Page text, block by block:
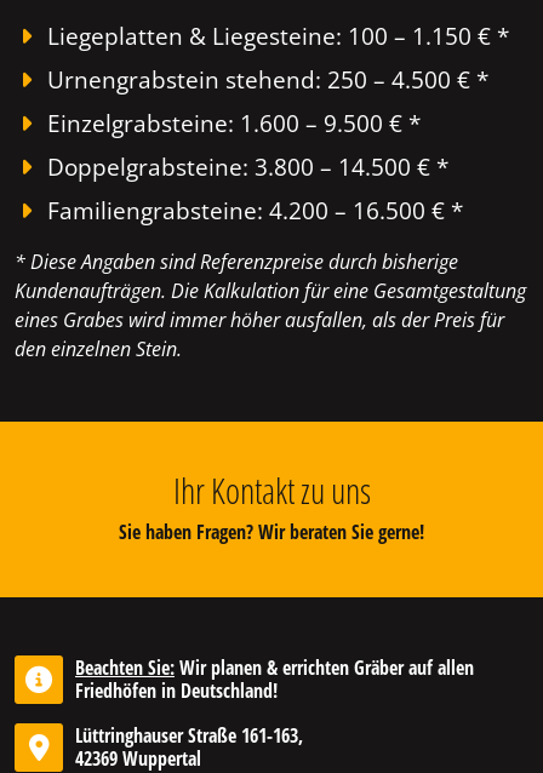
Liegeplatten & Liegesteine: 100 – 1.150 € *
Urnengrabstein stehend: 250 – 4.500 € *
Einzelgrabsteine: 1.600 – 9.500 € *
Doppelgrabsteine: 3.800 – 14.500 € *
Familiengrabsteine: 4.200 – 16.500 € *
* Diese Angaben sind Referenzpreise durch bisherige
Kundenaufträgen. Die Kalkulation für eine Gesamtgestaltung
eines Grabes wird immer höher ausfallen, als der Preis für
den einzelnen Stein.
Ihr Kontakt zu uns
Sie haben Fragen? Wir beraten Sie gerne!
Beachten Sie:Wir planen & errichten Gräber auf allen
Friedhöfen in Deutschland!
Lüttringhauser Straße 161-163,
42369 Wuppertal